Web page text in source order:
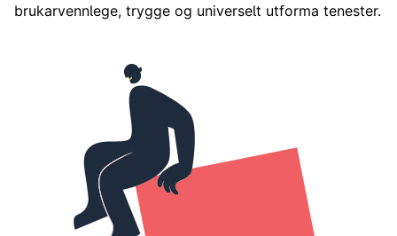
brukarvennlege, trygge og universelt utforma tenester.